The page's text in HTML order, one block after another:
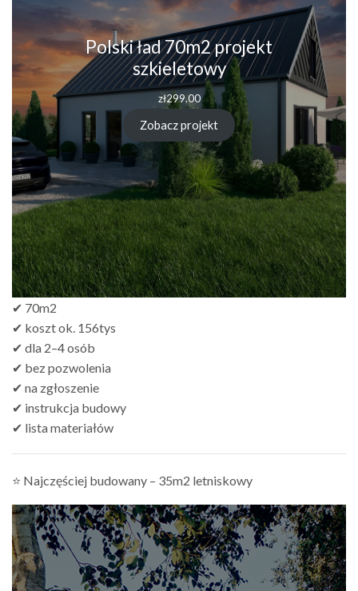
Polski ład 70m2 projekt
szkieletowy
zł299.00
Zobacz projekt
✔ 70m2
✔ koszt ok. 156tys
✔ dla 2–4 osób
✔ bez pozwolenia
✔ na zgłoszenie
✔ instrukcja budowy
✔ lista materiałów
⭐ Najczęściej budowany – 35m2 letniskowy